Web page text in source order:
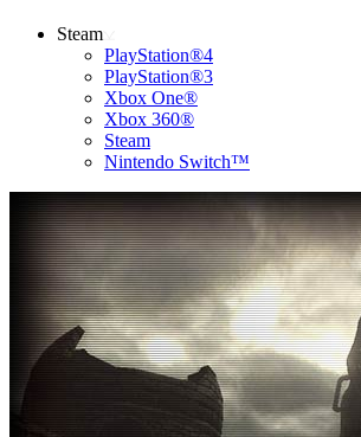
Steam
PlayStation®4
PlayStation®3
Xbox One®
Xbox 360®
Steam
Nintendo Switch™